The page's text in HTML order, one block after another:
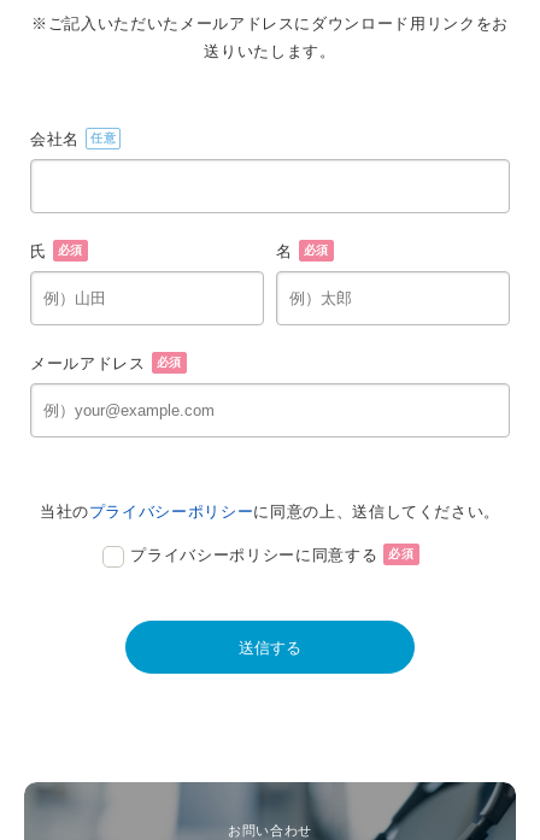
※ご記入いただいたメールアドレスにダウンロード用リンクをお
送りいたします。
会社名 任意
氏 必須 名 必須
メールアドレス 必須
当社のプライバシーポリシーに同意の上、送信してください。
プライバシーポリシーに同意する 必須
お問い合わせ